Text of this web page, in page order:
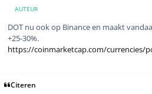
AUTEUR
DOT nu ook op Binance en maakt
+25-30%.
https://coinmarketcap.com/currencies/
Citeren